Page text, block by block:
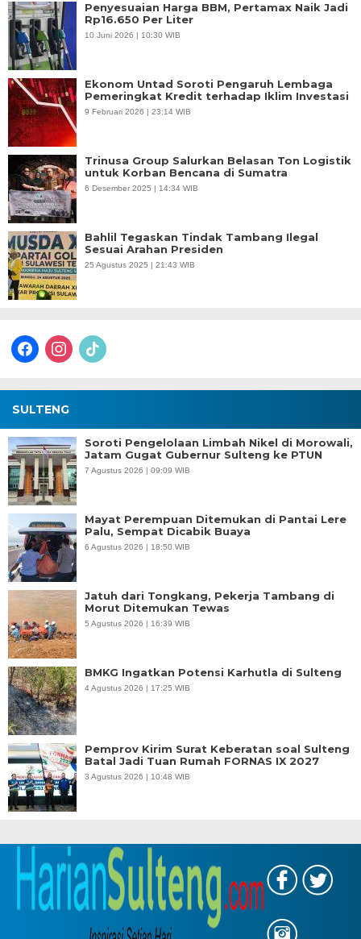
Penyesuaian Harga BBM, Pertamax Naik Jadi
Rp16.650 Per Liter
10 Juni 2026 | 10:30 WIB
Ekonom Untad Soroti Pengaruh Lembaga
Pemeringkat Kredit terhadap Iklim Investasi
9 Februari 2026 | 23:14 WIB
Trinusa Group Salurkan Belasan Ton Logistik
untuk Korban Bencana di Sumatra
6 Desember 2025 | 14:34 WIB
Bahlil Tegaskan Tindak Tambang Ilegal
Sesuai Arahan Presiden
25 Agustus 2025 | 21:43 WIB
facebookinstagram
tiktok
SULTENG
Soroti Pengelolaan Limbah Nikel di Morowali,
Jatam Gugat Gubernur Sulteng ke PTUN
7 Agustus 2026 | 09:09 WIB
Mayat Perempuan Ditemukan di Pantai Lere
Palu, Sempat Dicabik Buaya
6 Agustus 2026 | 18:50 WIB
Jatuh dari Tongkang, Pekerja Tambang di
Morut Ditemukan Tewas
5 Agustus 2026 | 16:39 WIB
BMKG Ingatkan Potensi Karhutla di Sulteng
4 Agustus 2026 | 17:25 WIB
Pemprov Kirim Surat Keberatan soal Sulteng
Batal Jadi Tuan Rumah FORNAS IX 2027
3 Agustus 2026 | 10:48 WIB